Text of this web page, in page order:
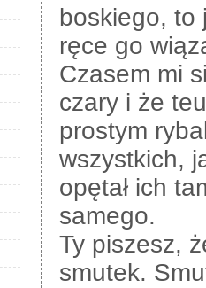
boskiego, to
ręce go
Czasem mi
czary i że
prostym
wszystkich,
opętał ich
samego.
Ty piszesz,
smutek.